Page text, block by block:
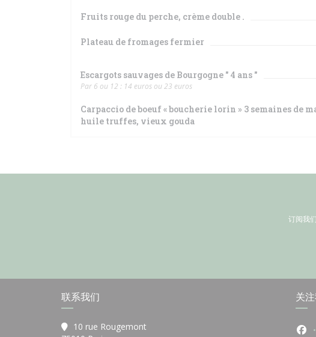
Fruits rouge du perche, crème double .
Plateau de fromages fermier
Escargots sauvages de Bourgogne " 4 ans "
Par 6 ou 12 : 14 euros ou 23 euros
Carpaccio de boeuf « boucherie lorin » 3 semaines
huile truffes, vieux gouda
订阅我
联系我们
10 rue Rougemont
关